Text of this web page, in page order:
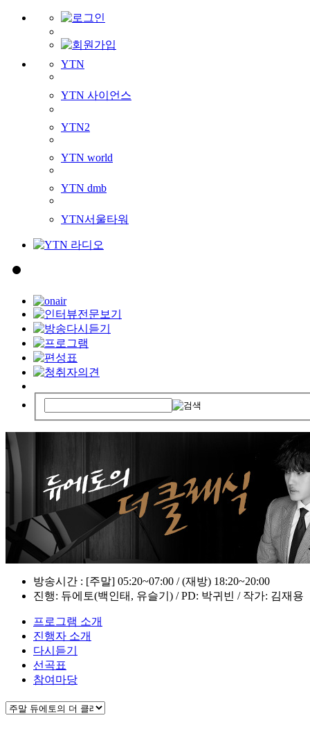
YTN
YTN 사이언스
YTN2
YTN world
YTN dmb
YTN서울타워
방송시간 : [주말] 05:20~07:00 / (재방) 18:20~20:00
진행: 듀에토(백인태, 유슬기) / PD: 박귀빈 / 작가: 김재용
프로그램 소개
진행자 소개
다시듣기
선곡표
참여마당